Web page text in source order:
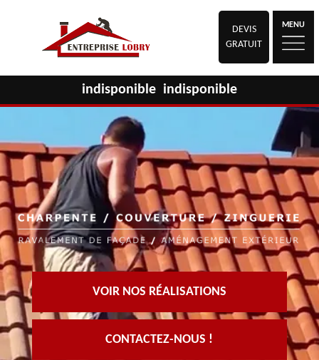
DEVIS
GRATUIT
MENU
indisponible indisponible
VOIR NOS RÉALISATIONS
CONTACTEZ-NOUS !